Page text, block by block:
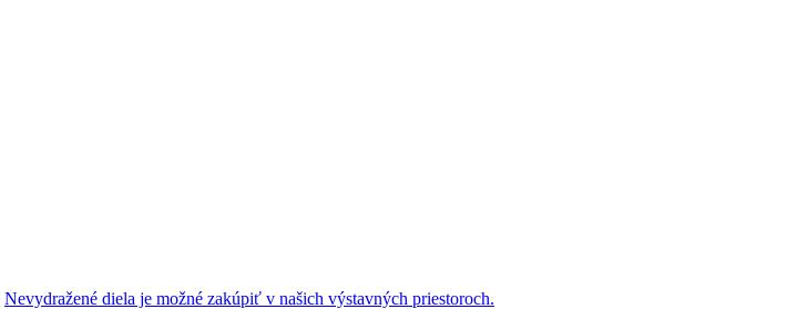
Nevydražené diela je možné zakúpiť v našich výstavných priestoroch.